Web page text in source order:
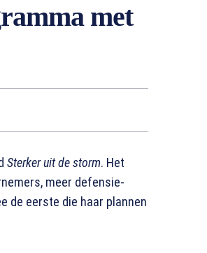
met
Sterker uit de storm. Het
meer defensie-
de eerste die haar plannen